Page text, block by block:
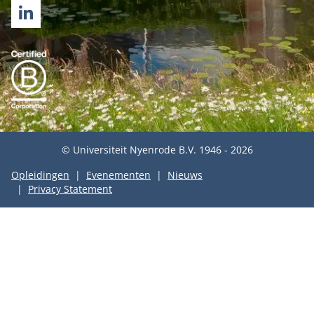
LINKEDIN
© Universiteit Nyenrode B.V. 1946 - 2026
Opleidingen
Evenementen
Nieuws
Privacy Statement